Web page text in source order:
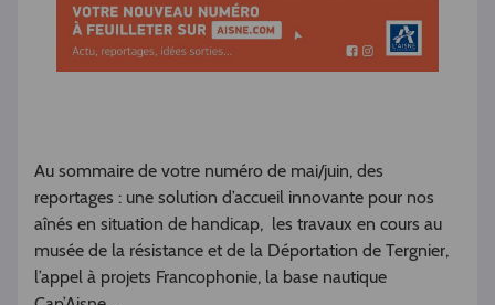
Au sommaire de votre numéro de mai/juin, des
reportages : une solution d’accueil innovante pour nos
aînés en situation de handicap, les travaux en cours au
musée de la résistance et de la Déportation de Tergnier,
l’appel à projets Francophonie, la base nautique